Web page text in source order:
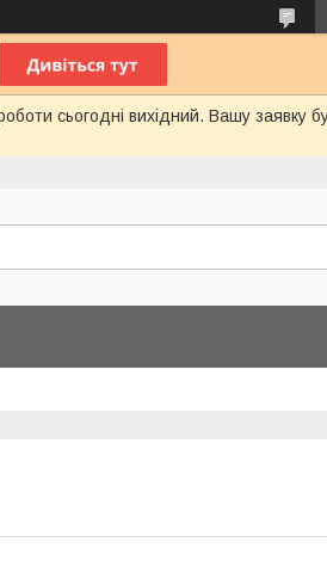
сьогодні вихідний. Вашу